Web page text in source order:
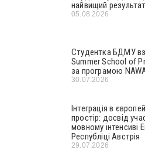
найвищий
05.08.2026
Студентка БДМУ
Summer School of
за програмою
30.07.2026
Інтеграція в
простір: досвід
мовному інтенсиві
Республіці Австрія
29.07.2026